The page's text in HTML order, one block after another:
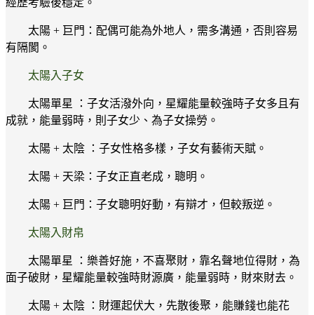
太陽 + 巨門：配偶可能為外地人，需多溝通，否則容易
有隔閡。
太陽入子女
太陽單星 ：子女活潑外向，星耀能量較強時子女多且有
成就，能量弱時，則子女少、為子女操勞。
太陽 + 太陰 ：子女性格多樣，子女有藝術天賦。
太陽 + 天梁：子女正直老成，聰明。
太陽 + 巨門：子女聰明好動，有辯才，但較叛逆。
太陽入財帛
太陽單星 ：樂善好施，不喜聚財，靠名聲地位得財，為
面子破財，星耀能量較強時財源廣，能量弱時，財來財去。
太陽 + 太陰 ：財運起伏大，先散後聚，能賺錢也能花